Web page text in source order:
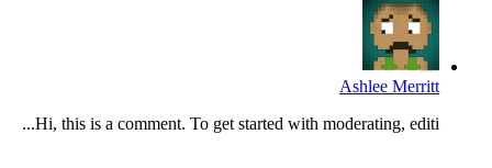
Ashlee Merritt
Hi, this is a comment. To get started with moderating, editi...